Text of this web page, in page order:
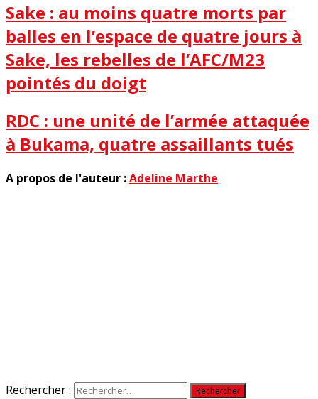
Sake : au moins quatre morts par
balles en l’espace de quatre jours à
Sake, les rebelles de l’AFC/M23
pointés du doigt
RDC : une unité de l’armée attaquée
à Bukama, quatre assaillants tués
A propos de l'auteur :Adeline Marthe
Rechercher :